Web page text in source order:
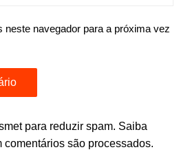
neste navegador para a próxima vez
para reduzir spam. Saiba
comentários são processados.